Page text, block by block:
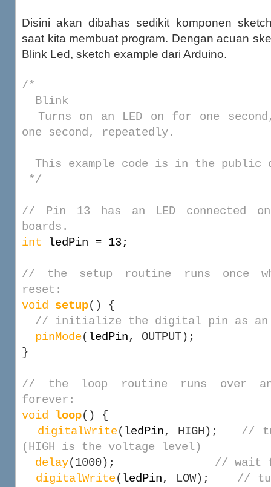
Disini akan dibahas sedikit komponen
saat kita membuat program. Dengan acuan
Blink Led, sketch example dari Arduino.
/*
Blink
Turns on an LED on for one
one second, repeatedly.
This example code is in the public
*/
// Pin 13 has an LED connected
boards.
int ledPin = 13;
// the setup routine runs once
reset:
void setup() {
// initialize the digital pin as an
pinMode( ledPin, OUTPUT);
}
// the loop routine runs over
forever:
void loop() {
digitalWrite( ledPin, HIGH); //
(HIGH is the voltage level)
delay(1000); // wait
digitalWrite( ledPin, LOW); //